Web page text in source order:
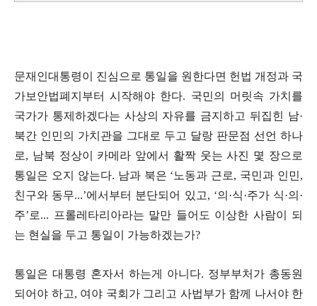
문재인대통령이 진심으로 통일을 원한다면 헌법 개정과 국
가보안법폐지부터 시작해야 한다. 국민의 머릿속 가치를
국가가 통제하겠다는 사상의 자유를 금지하고 뒤집힌 남·
북간 인민의 가치관을 그대로 두고 달랑 판문점 선언 하나
로, 남북 정상이 카메라 앞에서 활짝 웃는 사진 몇 장으로
통일은 오지 않는다. 남과 북은 ‘ 노동과 근로, 국민과 인민,
친구와 동무...’에서부터 분단되어 있고, ‘의 ·식·주가 식·의 ·
주’ 로... 프롤레타리아라는 말만 들어도 이상한 사람이 되
는 현실을 두고 통일이 가능하겠는가?
통일은 대통령 혼자서 하는게 아니다. 정부부처가 총동원
되어야 하고, 여야 국회가 그리고 사법부가 함께 나서야 한